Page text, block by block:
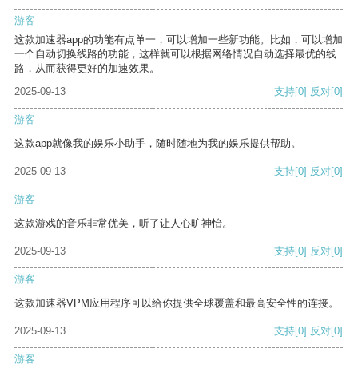
游客
这款加速器app的功能有点单一，可以增加一些新功能。比如，可以增加
一个自动切换线路的功能，这样就可以根据网络情况自动选择最优的线
路，从而获得更好的加速效果。
2025-09-13
支持[0] 反对[0]
游客
这款app就像我的娱乐小助手，随时随地为我的娱乐提供帮助。
2025-09-13 支持[0] 反对[0]
游客
这款游戏的音乐非常优美，听了让人心旷神怡。
2025-09-13 支持[0] 反对[0]
游客
这款加速器VPM应用程序可以给你提供全球覆盖和最高安全性的连接。
2025-09-13 支持[0] 反对[0]
游客